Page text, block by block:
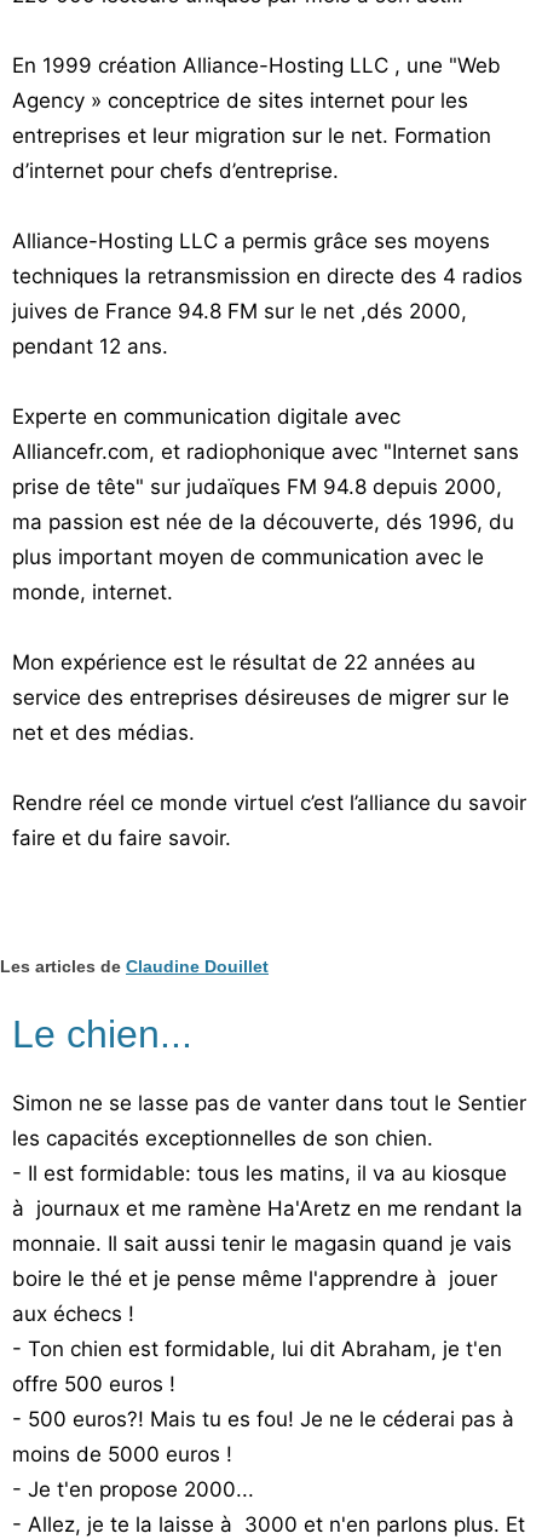
chroniques
Les
bonnes
adresses
En 1999 création Alliance-Hosting LLC , une "Web
Agency » conceptrice de sites internet pour les
entreprises et leur migration sur le net. Formation
d’internet pour chefs d’entreprise.
Alliance-Hosting LLC a permis grâce ses moyens
techniques la retransmission en directe des 4 radios
juives de France 94.8 FM sur le net ,dés 2000,
pendant 12 ans.
Experte en communication digitale avec
Alliancefr.com, et radiophonique avec "Internet sans
prise de tête" sur judaïques FM 94.8 depuis 2000,
ma passion est née de la découverte, dés 1996, du
plus important moyen de communication avec le
monde, internet.
Mon expérience est le résultat de 22 années au
service des entreprises désireuses de migrer sur le
net et des médias.
Rendre réel ce monde virtuel c’est l’alliance du savoir
faire et du faire savoir.
Les articles de Claudine Douillet
Le chien...
Simon ne se lasse pas de vanter dans tout le Sentier
les capacités exceptionnelles de son chien.
- Il est formidable: tous les matins, il va au kiosque
à journaux et me ramène Ha'Aretz en me rendant la
monnaie. Il sait aussi tenir le magasin quand je vais
boire le thé et je pense même l'apprendre à jouer
aux échecs !
- Ton chien est formidable, lui dit Abraham, je t'en
offre 500 euros !
- 500 euros?! Mais tu es fou! Je ne le céderai pas à
moins de 5000 euros !
- Je t'en propose 2000...
- Allez, je te la laisse à 3000 et n'en parlons plus. Et